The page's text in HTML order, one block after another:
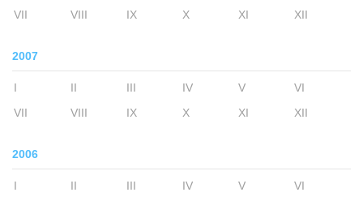
VII
VIII IX X XI XII
2007
I II III IV V
VI
VII
VIII IX X XI XII
2006
I II III IV V
VI